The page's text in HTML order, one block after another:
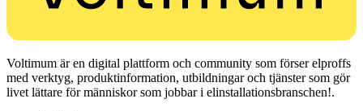
Voltimum är en digital plattform och community som förser elproffs
med verktyg, produktinformation, utbildningar och tjänster som gör
livet lättare för människor som jobbar i elinstallationsbranschen!.